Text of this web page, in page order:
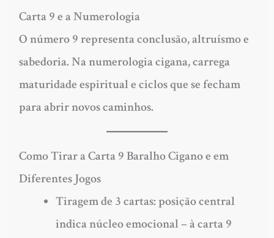
Carta 9 e a Numerologia
O número 9 representa conclusão, altruísmo e
sabedoria. Na numerologia cigana, carrega
maturidade espiritual e ciclos que se fecham
para abrir novos caminhos.
Como Tirar a Carta 9 Baralho Cigano e em
Diferentes Jogos
Tiragem de 3 cartas:posição central
indica núcleo emocional – à carta 9